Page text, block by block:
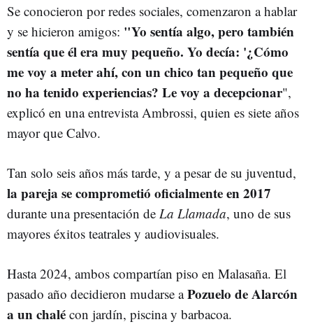
Se conocieron por redes sociales, comenzaron a hablar
y se hicieron amigos: "Yo sentía algo, pero también
sentía que él era muy pequeño. Yo decía: '¿Cómo
me voy a meter ahí, con un chico tan pequeño que
no ha tenido experiencias? Le voy a decepcionar",
explicó en una entrevista Ambrossi, quien es siete años
mayor que Calvo.
Tan solo seis años más tarde, y a pesar de su juventud,
la pareja se comprometió oficialmente en 2017
durante una presentación de La Llamada, uno de sus
mayores éxitos teatrales y audiovisuales.
Hasta 2024, ambos compartían piso en Malasaña. El
pasado año decidieron mudarse aPozuelo de Alarcón
a un chalé con jardín, piscina y barbacoa.